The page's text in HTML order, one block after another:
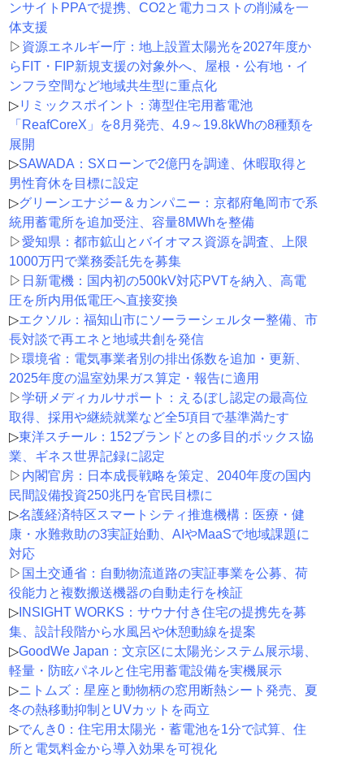
ンサイトPPAで提携、CO2と電力コストの削減を一
体支援
▷ 資源エネルギー庁：地上設置太陽光を2027年度か
らFIT・FIP新規支援の対象外へ、屋根・公有地・イ
ンフラ空間など地域共生型に重点化
▷リミックスポイント：薄型住宅用蓄電池
「ReafCoreX」を8月発売、4.9～19.8kWhの8種類を
展開
▷SAWADA：SXローンで2億円を調達、休暇取得と
男性育休を目標に設定
▷グリーンエナジー＆カンパニー：京都府亀岡市で系
統用蓄電所を追加受注、容量8MWhを整備
▷愛知県：都市鉱山とバイオマス資源を調査、上限
1000万円で業務委託先を募集
▷ 日新電機：国内初の500kV対応PVTを納入、高電
圧を所内用低電圧へ直接変換
▷エクソル：福知山市にソーラーシェルター整備、市
長対談で再エネと地域共創を発信
▷環境省：電気事業者別の排出係数を追加・更新、
2025年度の温室効果ガス算定・報告に適用
▷学研メディカルサポート：えるぼし認定の最高位
取得、採用や継続就業など全5項目で基準満たす
▷東洋スチール：152ブランドとの多目的ボックス協
業、ギネス世界記録に認定
▷ 内閣官房：日本成長戦略を策定、2040年度の国内
民間設備投資250兆円を官民目標に
▷名護経済特区スマートシティ推進機構：医療・健
康・水難救助の3実証始動、AIやMaaSで地域課題に
対応
▷ 国土交通省：自動物流道路の実証事業を公募、荷
役能力と複数搬送機器の自動走行を検証
▷INSIGHT WORKS：サウナ付き住宅の提携先を募
集、設計段階から水風呂や休憩動線を提案
▷GoodWe Japan：文京区に太陽光システム展示場、
軽量・防眩パネルと住宅用蓄電設備を実機展示
▷ニトムズ：星座と動物柄の窓用断熱シート発売、夏
冬の熱移動抑制とUVカットを両立
▷でんき0：住宅用太陽光・蓄電池を1分で試算、住
所と電気料金から導入効果を可視化